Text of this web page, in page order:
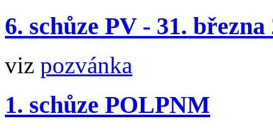
6. schůze PV - 31. března
viz pozvánka
1. schůze POLPNM